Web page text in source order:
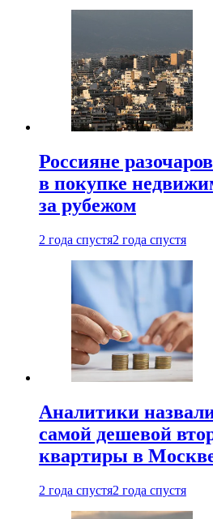
Россияне
в покупке
за рубежом
2 года спустя2 года спустя
Аналитики
самой дешевой
квартиры в
2 года спустя2 года спустя